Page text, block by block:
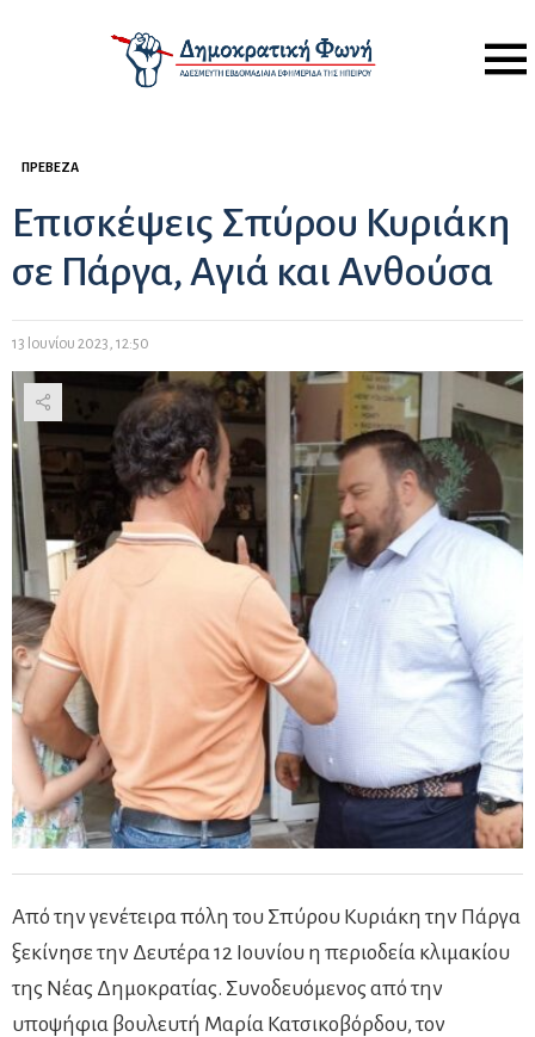
Menu
ΠΡΈΒΕΖΑ
Επισκέψεις Σπύρου Κυριάκη
σε Πάργα, Αγιά και Ανθούσα
13 Ιουνίου 2023, 12:50
Από την γενέτειρα πόλη του Σπύρου Κυριάκη την Πάργα
ξεκίνησε την Δευτέρα 12 Ιουνίου η περιοδεία κλιμακίου
της Νέας Δημοκρατίας. Συνοδευόμενος από την
υποψήφια βουλευτή Μαρία Κατσικοβόρδου, τον